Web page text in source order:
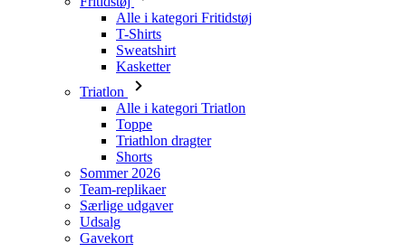
Triatlon
Alle i kategori Triatlon
Toppe
Triathlon dragter
Shorts
Sommer 2026
Team-replikaer
Særlige udgaver
Udsalg
Gavekort
Børn
Alle i kategori Børn
Cykling
Alle i kategori Cykling